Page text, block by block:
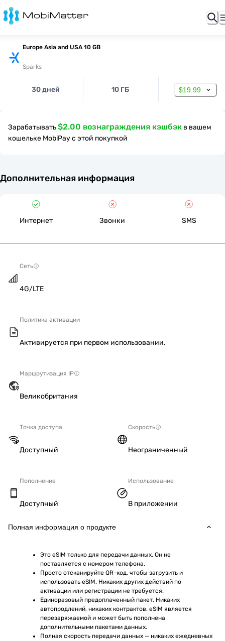
Europe Asia and USA 10 GB
Sparks
30 дней 10 ГБ $19.99
Зарабатывать$2.00 вознаграждения кэшбэк в вашем
кошельке MobiPay с этой покупкой
Дополнительная информация
Интернет Звонки SMS
Сеть
4G/LTE
Политика активации
Активируется при первом использовании.
Маршрутизация IP
Великобритания
Точка доступа
Доступный
Скорость
Неограниченный
Пополнение
Доступный
Использование
В приложении
Полная информация о продукте
Это eSIM только для передачи данных. Он не
поставляется с номером телефона.
Просто отсканируйте QR-код, чтобы загрузить и
использовать eSIM. Никаких других действий по
активации или регистрации не требуется.
Единоразовый предоплаченный пакет. Никаких
автопродлений, никаких контрактов. eSIM является
перезаряжаемой и может быть пополнена
дополнительными пакетами данных.
Полная скорость передачи данных — никаких ежедневных